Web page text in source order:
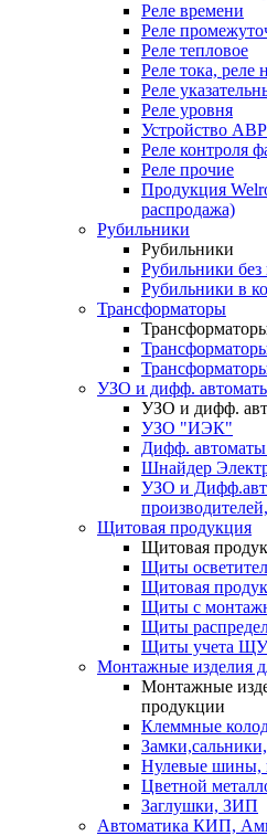
Реле времени
Реле
Реле тепловое
Реле тока, реле
Реле
Реле уровня
Устройство
Реле контроля
Реле прочие
Продукция
распродажа)
Рубильники
Рубильники
Рубильники без
Рубильники в
Трансформаторы
УЗО и дифф.
УЗО и дифф.
УЗО "ИЭК"
Дифф.
Шнайдер
УЗО и
Щитовая продукция
Щитовая
Щиты
Щитовая
Щиты с
Щиты
Щиты учета
Монтажные изделия
Монтажные
продукции
Клеммные
Нулевые шины,
Цветной
Заглушки, ЗИП
Автоматика КИП,